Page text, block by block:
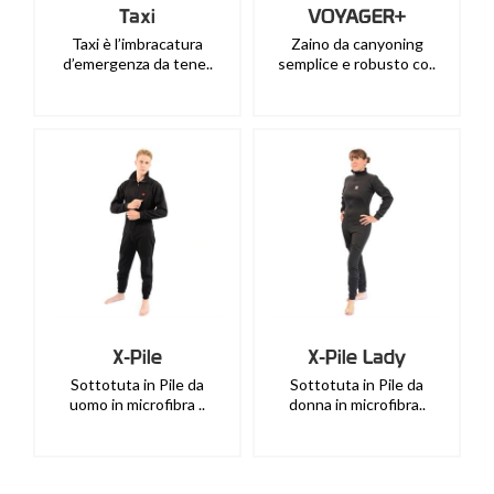
Taxi
Taxi è l’imbracatura
d’emergenza da tene..
VOYAGER+
Zaino da canyoning
semplice e robusto co..
X-Pile
Sottotuta in Pile da
uomo in microfibra ..
X-Pile Lady
Sottotuta in Pile da
donna in microfibra..